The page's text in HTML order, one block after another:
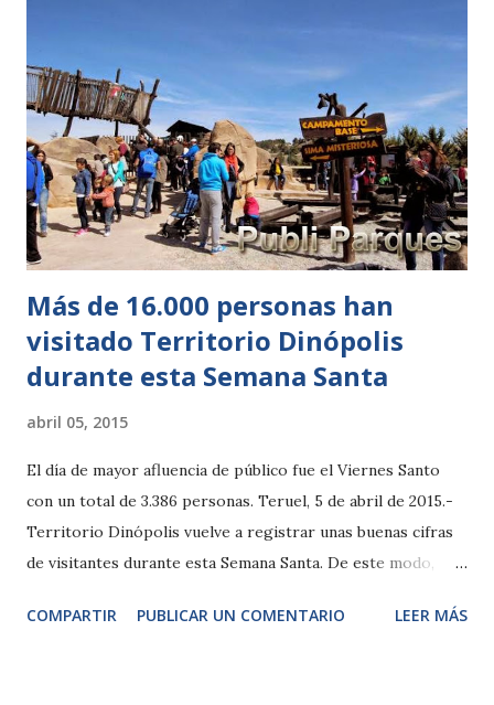
desarrollado el parque. La animación incluyó partes de
Monster Rock e Insectus. Los niños también participaron
en ‘el conejo de pascua’, una actividad que consistió en la
búsqueda de huevos de chocolate ocultos en los más de
32.000 metros cuadrados del recinto. De forma paralela, se
llevarán a cabo otras actividades especiales los días 11 y 12
de abril como el paseo en burrito, el tiro...
Más de 16.000 personas han
visitado Territorio Dinópolis
durante esta Semana Santa
abril 05, 2015
El día de mayor afluencia de público fue el Viernes Santo
con un total de 3.386 personas. Teruel, 5 de abril de 2015.-
Territorio Dinópolis vuelve a registrar unas buenas cifras
de visitantes durante esta Semana Santa. De este modo,
un total de 16.102 personas han visitado Territorio
COMPARTIR PUBLICAR UN COMENTARIO LEER MÁS